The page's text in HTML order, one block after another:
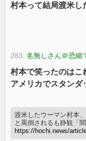
村本って結局渡米し
283:名無しさん＠恐縮
村本で笑ったのはこ
アメリカでスタンダ
渡米したウーマン村本
と罵倒されるも静観「
https://hochi.news/